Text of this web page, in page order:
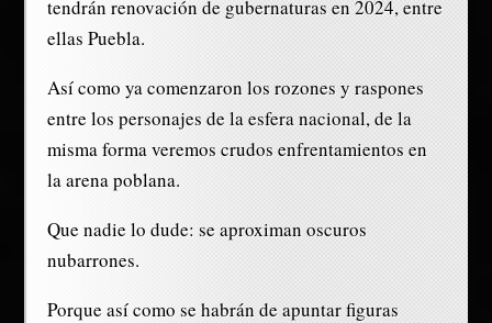
tendrán renovación de gubernaturas en 2024, entre
ellas Puebla.
Así como ya comenzaron los rozones y raspones
entre los personajes de la esfera nacional, de la
misma forma veremos crudos enfrentamientos en
la arena poblana.
Que nadie lo dude: se aproximan oscuros
nubarrones.
Porque así como se habrán de apuntar figuras